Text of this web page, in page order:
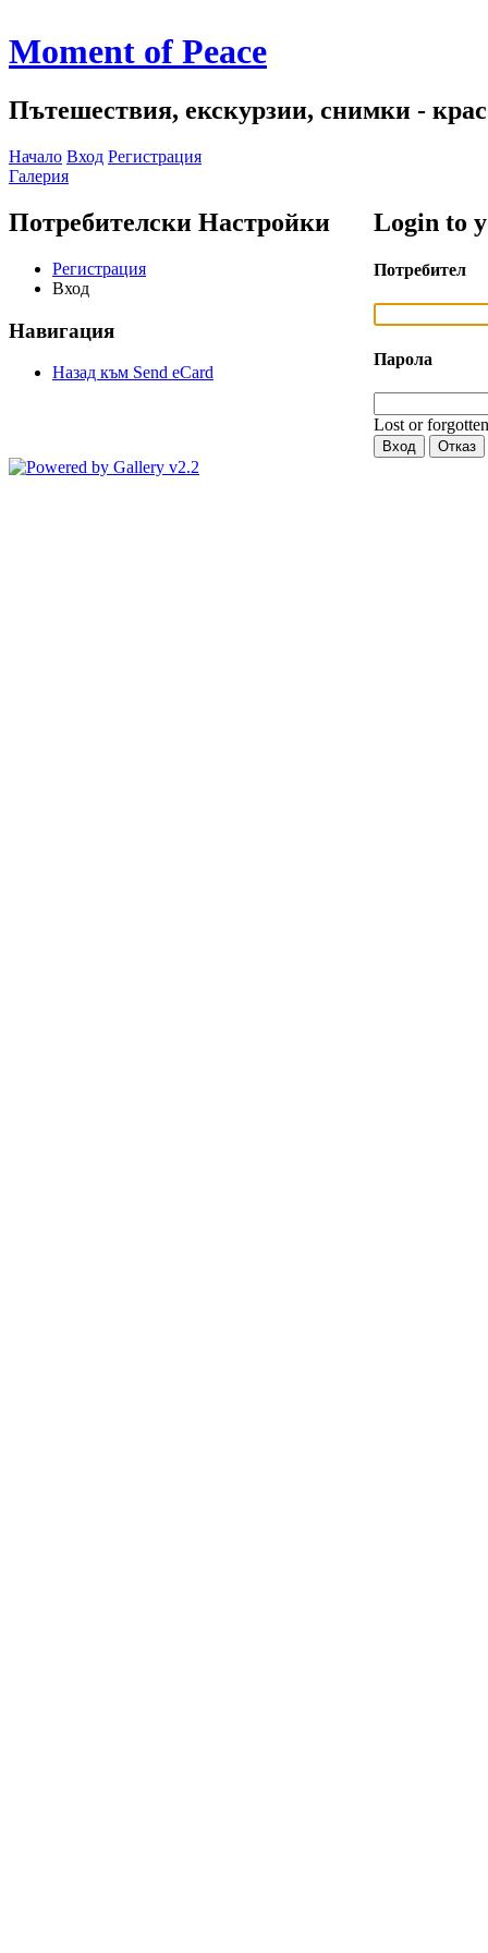
Moment of Peace
Пътешествия, екскурзии, снимки -
Начало Вход Регистрация
Галерия
Потребителски Настройки
Регистрация
Вход
Навигация
Назад към Send eCard
Login to
Потребител
Парола
Lost or